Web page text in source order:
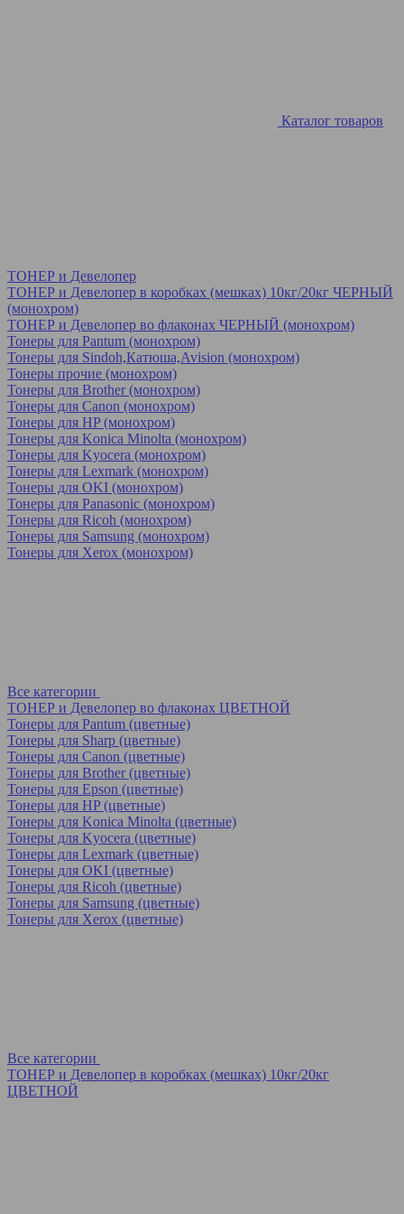
Каталог товаров
ТОНЕР и Девелопер
ТОНЕР и Девелопер в коробках (мешках) 10кг/20кг ЧЕРНЫЙ
(монохром)
ТОНЕР и Девелопер во флаконах ЧЕРНЫЙ (монохром)
Тонеры для Pantum (монохром)
Тонеры для Sindoh,Катюша,Avision (монохром)
Тонеры прочие (монохром)
Тонеры для Brother (монохром)
Тонеры для Canon (монохром)
Тонеры для HP (монохром)
Тонеры для Konica Minolta (монохром)
Тонеры для Kyocera (монохром)
Тонеры для Lexmark (монохром)
Тонеры для OKI (монохром)
Тонеры для Panasonic (монохром)
Тонеры для Ricoh (монохром)
Тонеры для Samsung (монохром)
Тонеры для Xerox (монохром)
Все категории
ТОНЕР и Девелопер во флаконах ЦВЕТНОЙ
Тонеры для Pantum (цветные)
Тонеры для Sharp (цветные)
Тонеры для Canon (цветные)
Тонеры для Brother (цветные)
Тонеры для Epson (цветные)
Тонеры для HP (цветные)
Тонеры для Konica Minolta (цветные)
Тонеры для Kyocera (цветные)
Тонеры для Lexmark (цветные)
Тонеры для OKI (цветные)
Тонеры для Ricoh (цветные)
Тонеры для Samsung (цветные)
Тонеры для Xerox (цветные)
Все категории
ТОНЕР и Девелопер в коробках (мешках) 10кг/20кг
ЦВЕТНОЙ